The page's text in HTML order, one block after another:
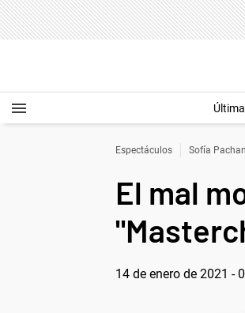
Espectáculos Sofía
El mal
14 de enero de 2021 -